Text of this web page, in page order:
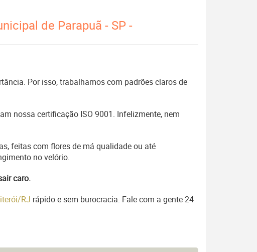
de Parapuã - SP -
Por isso, trabalhamos com padrões claros de
nossa certificação ISO 9001. Infelizmente, nem
feitas com flores de má qualidade ou até
no velório.
caro.
RJ rápido e sem burocracia. Fale com a gente 24